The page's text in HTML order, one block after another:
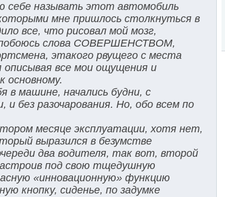
себе называть этот автомобиль
мне пришлось столкнуться в
все, что рисовал мой мозг,
побоюсь слова СОВЕРШЕНСТВОМ,
этакого рвущего с места
описывая все мои ощущения и
основному.
машине, начались будни, с
без разочарования. Но, обо всем по
месяце эксплуатации, хотя нет,
выразился в безумстве
два водителя, так вот, второй
под свою тщедушную
«инновационную» функцию
кнопку, сиденье, по задумке